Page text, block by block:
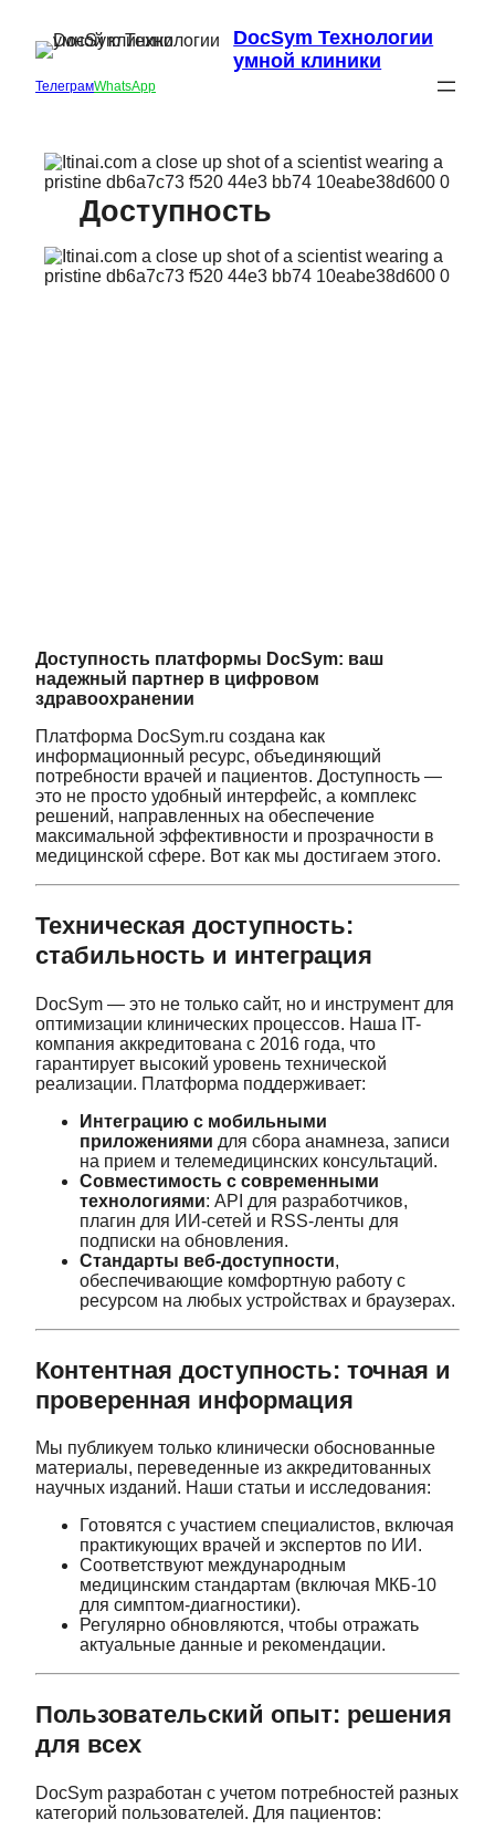
DocSym Технологии
умной клиники
ТелеграмWhatsApp
Доступность
Доступность платформы DocSym: ваш
надежный партнер в цифровом
здравоохранении
Платформа DocSym.ru создана как
информационный ресурс, объединяющий
потребности врачей и пациентов. Доступность —
это не просто удобный интерфейс, а комплекс
решений, направленных на обеспечение
максимальной эффективности и прозрачности в
медицинской сфере. Вот как мы достигаем этого.
Техническая доступность:
стабильность и интеграция
DocSym — это не только сайт, но и инструмент для
оптимизации клинических процессов. Наша IT-
компания аккредитована с 2016 года, что
гарантирует высокий уровень технической
реализации. Платформа поддерживает:
Интеграцию с мобильными
приложениями для сбора анамнеза, записи
на прием и телемедицинских консультаций.
Совместимость с современными
технологиями: API для разработчиков,
плагин для ИИ-сетей и RSS-ленты для
подписки на обновления.
Стандарты веб-доступности,
обеспечивающие комфортную работу с
ресурсом на любых устройствах и браузерах.
Контентная доступность: точная и
проверенная информация
Мы публикуем только клинически обоснованные
материалы, переведенные из аккредитованных
научных изданий. Наши статьи и исследования:
Готовятся с участием специалистов, включая
практикующих врачей и экспертов по ИИ.
Соответствуют международным
медицинским стандартам (включая МКБ-10
для симптом-диагностики).
Регулярно обновляются, чтобы отражать
актуальные данные и рекомендации.
Пользовательский опыт: решения
для всех
DocSym разработан с учетом потребностей разных
категорий пользователей. Для пациентов: